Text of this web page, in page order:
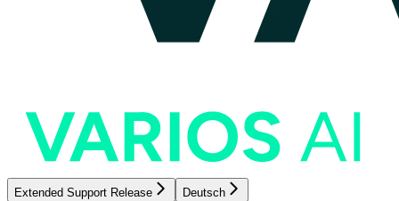
Extended Support Release Deutsch